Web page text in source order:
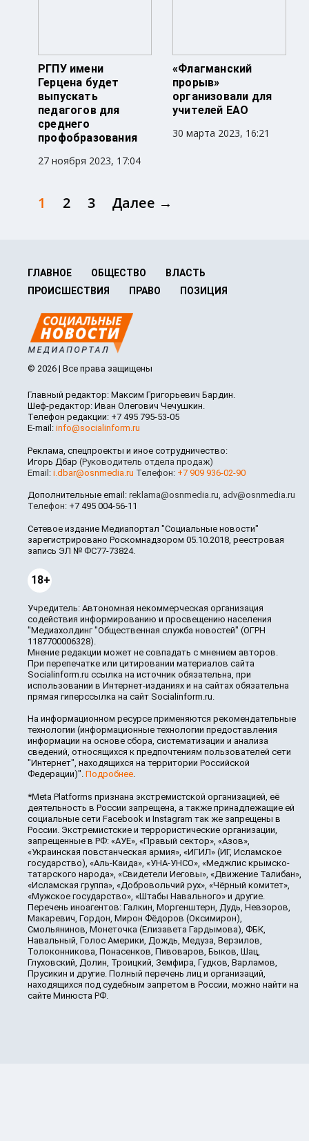
РГПУ имени
Герцена будет
выпускать
педагогов для
среднего
профобразования
27 ноября 2023, 17:04
«Флагманский
прорыв»
организовали для
учителей ЕАО
30 марта 2023, 16:21
1 2 3 Далее →
ГЛАВНОЕ ОБЩЕСТВО
ВЛАСТЬ
ПРОИСШЕСТВИЯ
ПРАВО ПОЗИЦИЯ
© 2026 | Все права защищены
Главный редактор: Максим Григорьевич Бардин.
Шеф-редактор: Иван Олегович Чечушкин.
Телефон редакции: +7 495 795-53-05
E-mail: info@socialinform.ru
Реклама, спецпроекты и иное сотрудничество:
Игорь Дбар (Руководитель отдела продаж)
Email: i.dbar@osnmedia.ru Телефон: +7 909 936-02-90
Дополнительные email: reklama@osnmedia.ru, adv@osnmedia.ru
Телефон: +7 495 004-56-11
Сетевое издание Медиапортал "Социальные новости"
зарегистрировано Роскомнадзором 05.10.2018, реестровая
запись ЭЛ № ФС77-73824.
18+
Учредитель: Автономная некоммерческая организация
содействия информированию и просвещению населения
"Медиахолдинг "Общественная служба новостей" (ОГРН
1187700006328).
Мнение редакции может не совпадать с мнением авторов.
При перепечатке или цитировании материалов сайта
Socialinform.ru ссылка на источник обязательна, при
использовании в Интернет-изданиях и на сайтах обязательна
прямая гиперссылка на сайт Socialinform.ru.
На информационном ресурсе применяются рекомендательные
технологии (информационные технологии предоставления
информации на основе сбора, систематизации и анализа
сведений, относящихся к предпочтениям пользователей сети
"Интернет", находящихся на территории Российской
Федерации)". Подробнее.
*Meta Platforms признана экстремистской организацией, её
деятельность в России запрещена, а также принадлежащие ей
социальные сети Facebook и Instagram так же запрещены в
России. Экстремистские и террористические организации,
запрещенные в РФ: «АУЕ», «Правый сектор», «Азов»,
«Украинская повстанческая армия», «ИГИЛ» (ИГ, Исламское
государство), «Аль-Каида», «УНА-УНСО», «Меджлис крымско-
татарского народа», «Свидетели Иеговы», «Движение Талибан»,
«Исламская группа», «Добровольчий рух», «Чёрный комитет»,
«Мужское государство», «Штабы Навального» и другие.
Перечень иноагентов: Галкин, Моргенштерн, Дудь, Невзоров,
Макаревич, Гордон, Мирон Фёдоров (Оксимирон),
Смольянинов, Монеточка (Елизавета Гардымова), ФБК,
Навальный, Голос Америки, Дождь, Медуза, Верзилов,
Толоконникова, Понасенков, Пивоваров, Быков, Шац,
Глуховский, Долин, Троицкий, Земфира, Гудков, Варламов,
Прусикин и другие. Полный перечень лиц и организаций,
находящихся под судебным запретом в России, можно найти на
сайте Минюста РФ.